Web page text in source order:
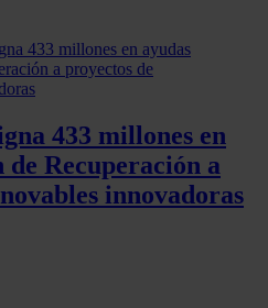
433 millones en
de Recuperación a
innovadoras